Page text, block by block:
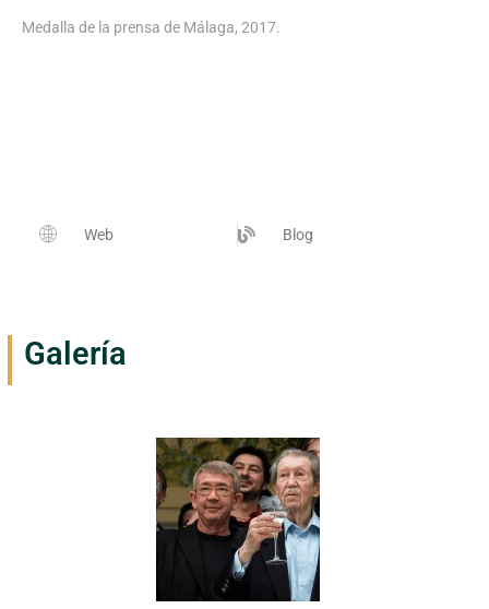
Web Blog
Galería
Medalla de la prensa de Málaga, 2017.